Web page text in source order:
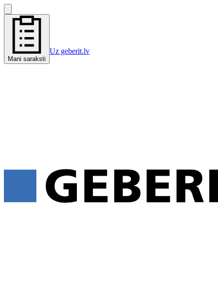
Mani saraksti
Uz geberit.lv